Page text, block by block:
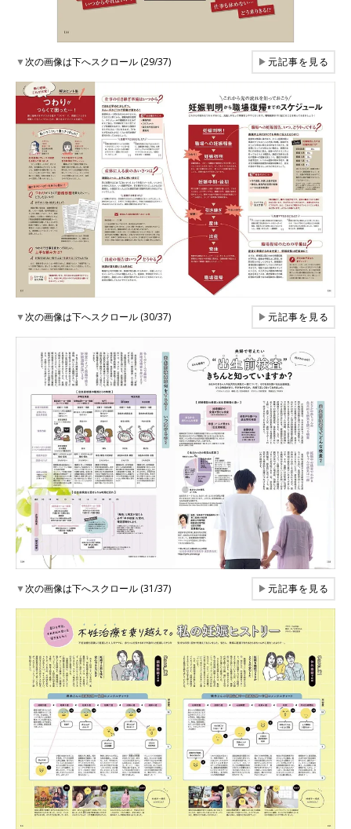
▼次の画像は下へスクロール (29/37) ▶元記事を見る
▼次の画像は下へスクロール (30/37) ▶元記事を見る
▼次の画像は下へスクロール (31/37) ▶元記事を見る